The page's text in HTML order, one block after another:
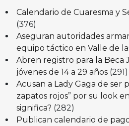
Calendario de Cuaresma y
(376)
Aseguran autoridades
equipo táctico en Valle de
Abren registro para la Beca
jóvenes de 14 a 29 años (291)
Acusan a Lady Gaga de ser
zapatos rojos” por su look
significa? (282)
Publican calendario de